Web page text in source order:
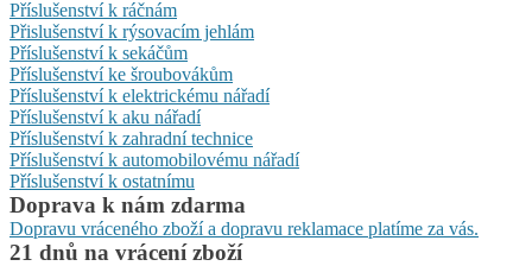
Příslušenství k ráčnám
Přislušenství k rýsovacím jehlám
Příslušenství k sekáčům
Příslušenství ke šroubovákům
Příslušenství k elektrickému nářadí
Příslušenství k aku nářadí
Příslušenství k zahradní technice
Příslušenství k automobilovému nářadí
Příslušenství k ostatnímu
Doprava k nám zdarma
Dopravu vráceného zboží a dopravu reklamace platíme za vás.
21 dnů na vrácení zboží